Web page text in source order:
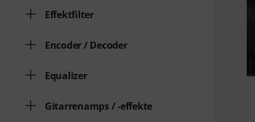
Effektfilter
Encoder / Decoder
Equalizer
Gitarrenamps / -effekte